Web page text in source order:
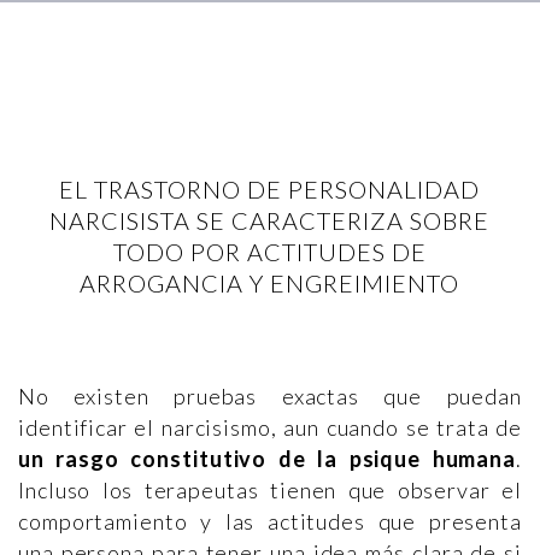
EL TRASTORNO DE PERSONALIDAD
NARCISISTA SE CARACTERIZA SOBRE
TODO POR ACTITUDES DE
ARROGANCIA Y ENGREIMIENTO
No existen pruebas exactas que puedan
identificar el narcisismo, aun cuando se trata de
un rasgo constitutivo de la psique humana.
Incluso los terapeutas tienen que observar el
comportamiento y las actitudes que presenta